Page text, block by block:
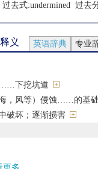
过去式:undermined 过去
义 英语辞典 专业
下挖坑道
海，风等）侵蚀……的基础
破坏；逐渐损害